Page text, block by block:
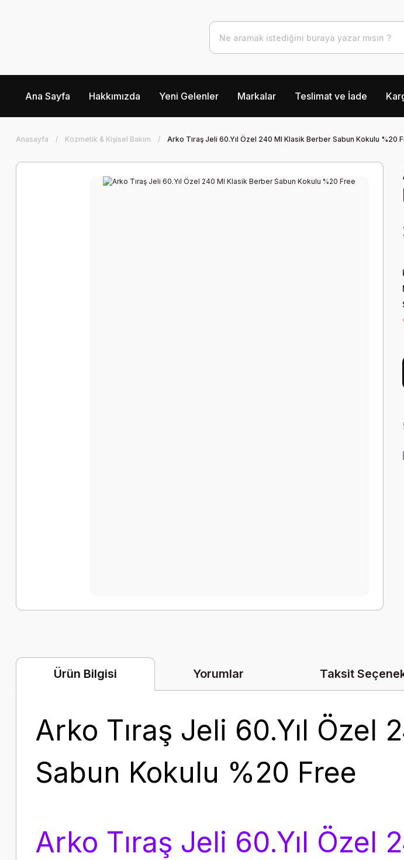
Ana Sayfa Hakkımızda Yeni Gelenler Markalar Teslimat ve İade
Anasayfa Kozmetik & Kişisel Bakım Arko Tıraş Jeli 60.Yıl Özel 240 Ml Klasik Berber Sabun Kokulu %20
Ürün Bilgisi Yorumlar Taksit
Arko Tıraş Jeli 60.Yıl Özel
Sabun Kokulu %20 Free
Arko Tıraş Jeli 60.Yıl Özel